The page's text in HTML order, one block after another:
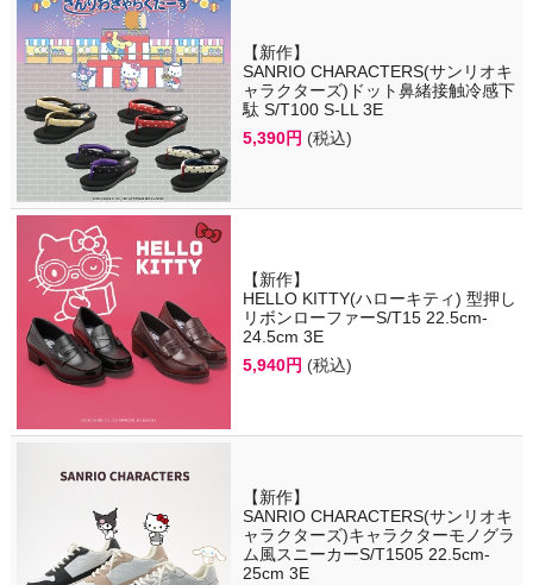
【新作】
SANRIO CHARACTERS(サンリオキ
ャラクターズ)ドット鼻緒接触冷感下
駄 S/T100 S-LL 3E
5,390円 (税込)
【新作】
HELLO KITTY(ハローキティ) 型押し
リボンローファーS/T15 22.5cm-
24.5cm 3E
5,940円 (税込)
【新作】
SANRIO CHARACTERS(サンリオキ
ャラクターズ)キャラクターモノグラ
ム風スニーカーS/T1505 22.5cm-
25cm 3E